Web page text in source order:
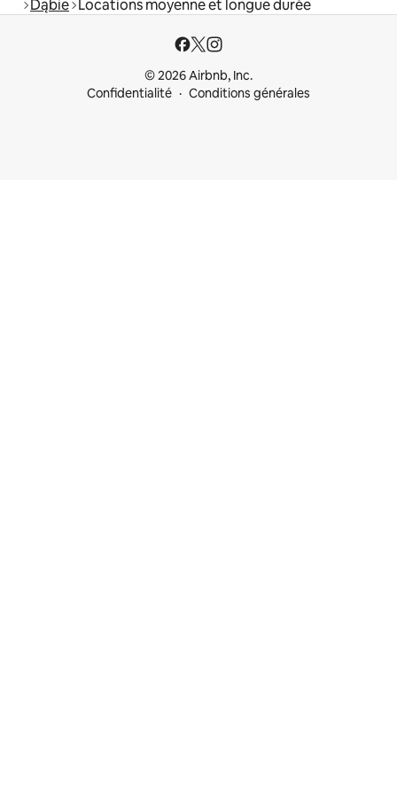
Dąbie Locations moyenne et longue durée
© 2026 Airbnb, Inc.
Confidentialité
Conditions générales